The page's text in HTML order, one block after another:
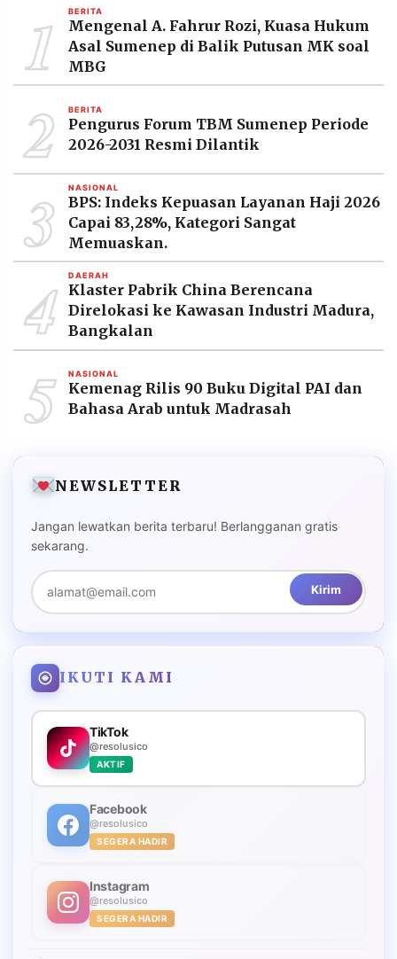
RESOLUSI
MEDIA
PRAMUDITA
©
Resolusi.co
2026
RESOLUSI
MEDIA
PRAMUDITA
1 BERITA
Mengenal A. Fahrur Rozi, Kuasa Hukum
Asal Sumenep di Balik Putusan MK soal
MBG
2 BERITA
Pengurus Forum TBM Sumenep Periode
2026-2031 Resmi Dilantik
3 NASIONAL
BPS: Indeks Kepuasan Layanan Haji 2026
Capai 83,28%, Kategori Sangat
Memuaskan.
4 DAERAH
Klaster Pabrik China Berencana
Direlokasi ke Kawasan Industri Madura,
Bangkalan
5 NASIONAL
Kemenag Rilis 90 Buku Digital PAI dan
Bahasa Arab untuk Madrasah
NEWSLETTER
Jangan lewatkan berita terbaru! Berlangganan gratis
sekarang.
Kirim
IKUTI KAMI
TikTok
@resolusico
AKTIF
Facebook
@resolusico
SEGERA HADIR
Instagram
@resolusico
SEGERA HADIR